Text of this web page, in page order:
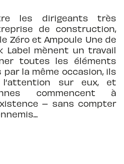
les dirigeants très
de construction,
Zéro et Ampoule Une de
Label mènent un travail
toutes les éléments
par la même occasion, ils
sur eux, et
commencent à
– sans compter